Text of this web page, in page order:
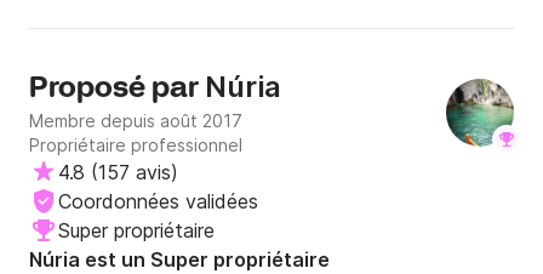
Proposé par Núria
Membre depuis août 2017
Propriétaire professionnel
4.8 (157 avis)
Coordonnées validées
Super propriétaire
Núria est un Super propriétaire